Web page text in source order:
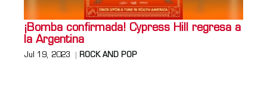
¡Bomba confirmada! Cypress Hill regresa a
la Argentina
Jul 19, 2023 ROCK AND POP